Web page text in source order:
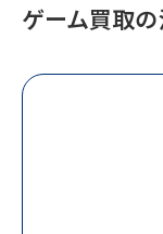
ゲーム買取